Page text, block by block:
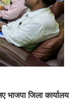
जिला कार्यालय